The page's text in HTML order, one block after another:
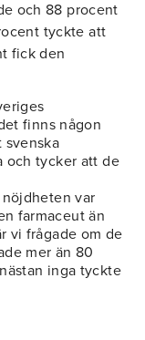
och 88 procent
tyckte att
fick den
finns någon
svenska
och tycker att de
var
farmaceut än
vi frågade om de
mer än 80
inga tyckte